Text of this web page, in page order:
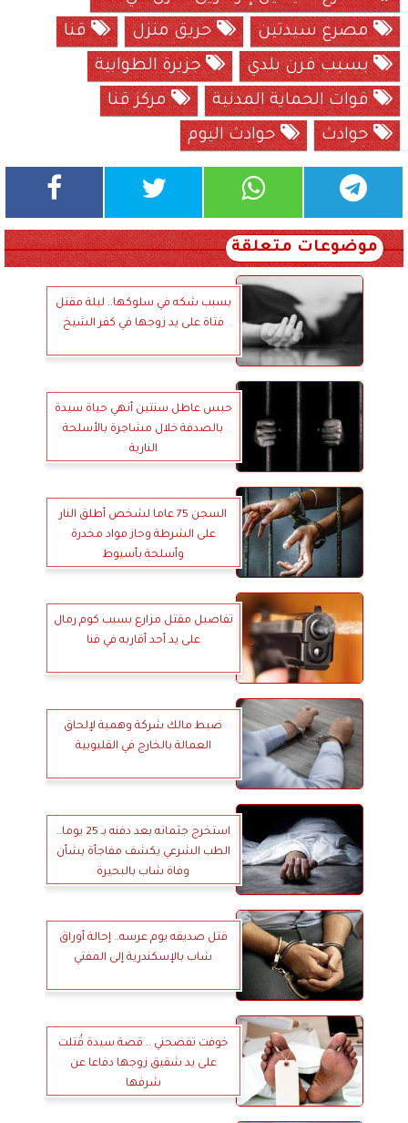
مصرع سيدتين
حريق منزل
قنا
بسبب فرن بلدي
جزيرة الطوابية
قوات الحماية المدنية
مركز قنا
حوادث
حوادث اليوم
موضوعات متعلقة
بسبب شكه في سلوكها.. ليلة مقتل
فتاة على يد زوجها في كفر الشيخ
حبس عاطل سنتين أنهي حياة سيدة
بالصدفة خلال مشاجرة بالأسلحة
النارية
السجن 75 عاما لشخص أطلق النار
على الشرطة وحاز مواد مخدرة
وأسلحة بأسيوط
تفاصيل مقتل مزارع بسبب كوم رمال
على يد أحد أقاربه في قنا
ضبط مالك شركة وهمية لإلحاق
العمالة بالخارج في القليوبية
استخرج جثمانه بعد دفنه بـ 25 يوما..
الطب الشرعي يكشف مفاجأة بشأن
وفاة شاب بالبحيرة
قتل صديقه يوم عرسه.. إحالة أوراق
شاب بالإسكندرية إلى المفتي
خوفت تفضحني .. قصة سيدة قُتلت
على يد شقيق زوجها دفاعا عن
شرفها